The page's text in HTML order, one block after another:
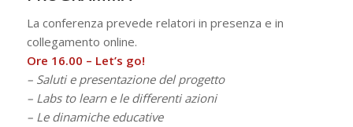
La conferenza prevede relatori in presenza e in
collegamento online.
Ore 16.00 – Let’s go!
– Saluti e presentazione del progetto
– Labs to learn e le differenti azioni
– Le dinamiche educative